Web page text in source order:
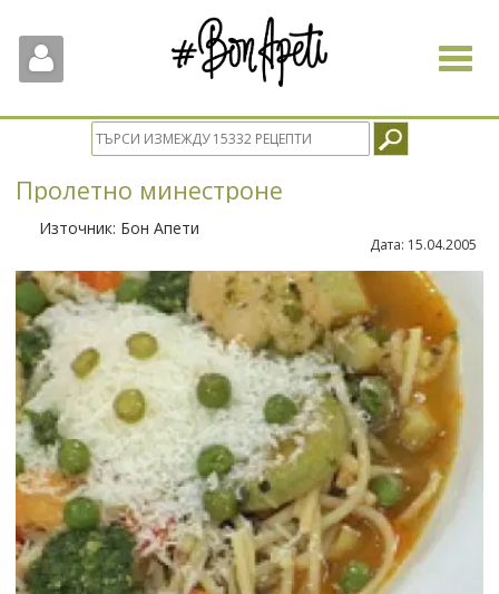
Toggle
Пролетно минестроне
Източник: Бон Апети
Дата: 15.04.2005